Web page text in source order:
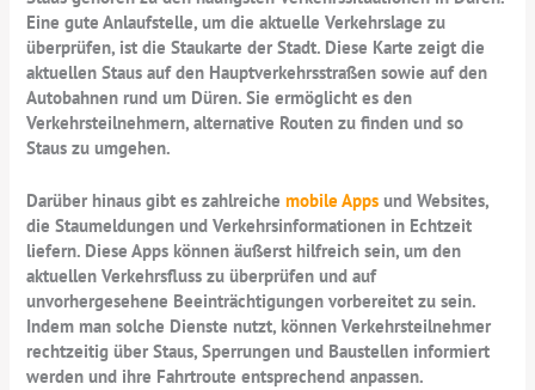
Eine gute Anlaufstelle, um die aktuelle Verkehrslage zu
überprüfen, ist die Staukarte der Stadt. Diese Karte zeigt die
aktuellen Staus auf den Hauptverkehrsstraßen sowie auf den
Autobahnen rund um Düren. Sie ermöglicht es den
Verkehrsteilnehmern, alternative Routen zu finden und so
Staus zu umgehen.
Darüber hinaus gibt es zahlreichemobile Apps und Websites,
die Staumeldungen und Verkehrsinformationen in Echtzeit
liefern. Diese Apps können äußerst hilfreich sein, um den
aktuellen Verkehrsfluss zu überprüfen und auf
unvorhergesehene Beeinträchtigungen vorbereitet zu sein.
Indem man solche Dienste nutzt, können Verkehrsteilnehmer
rechtzeitig über Staus, Sperrungen und Baustellen informiert
werden und ihre Fahrtroute entsprechend anpassen.